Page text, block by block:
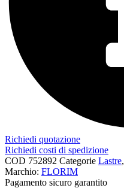
Richiedi quotazione
Richiedi costi di spedizione
COD 752892 Categorie Lastre,
Marchio: FLORIM
Pagamento sicuro garantito​